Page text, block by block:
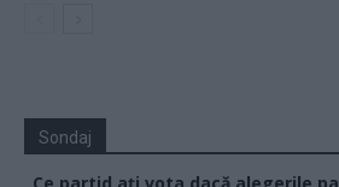
Sondaj